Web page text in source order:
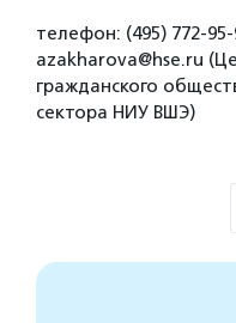
телефон: (495) 772-
azakharova@hse.ru
гражданского
сектора НИУ ВШЭ)